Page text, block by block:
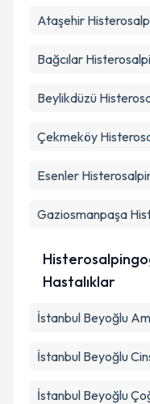
Ataşehir
Bağcılar
Beylikdüzü
Çekmeköy
Esenler
Gaziosmanpaşa
Hastalıklar
İstanbul Beyoğlu
İstanbul Beyoğlu
İstanbul Beyoğlu